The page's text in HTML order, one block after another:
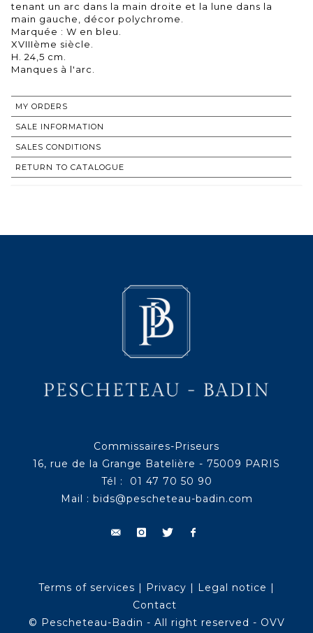
tenant un arc dans la main droite et la lune dans la
main gauche, décor polychrome.
Marquée : W en bleu.
XVIIIème siècle.
H. 24,5 cm.
MY ORDERS
SALE INFORMATION
SALES CONDITIONS
RETURN TO CATALOGUE
Commissaires-Priseurs
16, rue de la Grange Batelière - 75009 PARIS
Tél : 01 47 70 50 90
Mail : bids@pescheteau-badin.com
Terms of services | Privacy | Legal notice |
Contact
© Pescheteau-Badin - All right reserved - OVV